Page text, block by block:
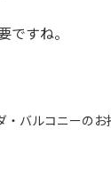
すね。
・バルコニーのお